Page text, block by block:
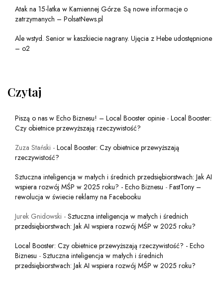
Atak na 15-latka w Kamiennej Górze. Są nowe informacje o
zatrzymanych – PolsatNews.pl
Ale wstyd. Senior w kaszkiecie nagrany. Ujęcia z Hebe udostępnione
– o2
Czytaj
Piszą o nas w Echo Biznesu! – Local Booster opinie - Local Booster:
Czy obietnice przewyższają rzeczywistość?
Zuza Stański - Local Booster: Czy obietnice przewyższają
rzeczywistość?
Sztuczna inteligencja w małych i średnich przedsiębiorstwach: Jak AI
wspiera rozwój MŚP w 2025 roku? - Echo Biznesu - FastTony –
rewolucja w świecie reklamy na Facebooku
Jurek Gnidowski - Sztuczna inteligencja w małych i średnich
przedsiębiorstwach: Jak AI wspiera rozwój MŚP w 2025 roku?
Local Booster: Czy obietnice przewyższają rzeczywistość? - Echo
Biznesu - Sztuczna inteligencja w małych i średnich
przedsiębiorstwach: Jak AI wspiera rozwój MŚP w 2025 roku?